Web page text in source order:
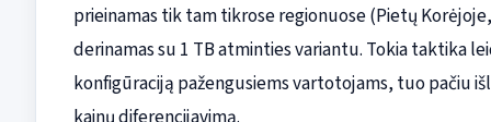
prieinamas tik tam tikrose regionuose (Pietų
derinamas su 1 TB atminties variantu. Tokia taktika
konfigūraciją pažengusiems vartotojams, tuo pačiu